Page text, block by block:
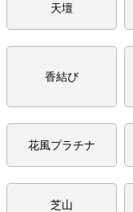
天壇
香結び
花風プラチナ
芝山